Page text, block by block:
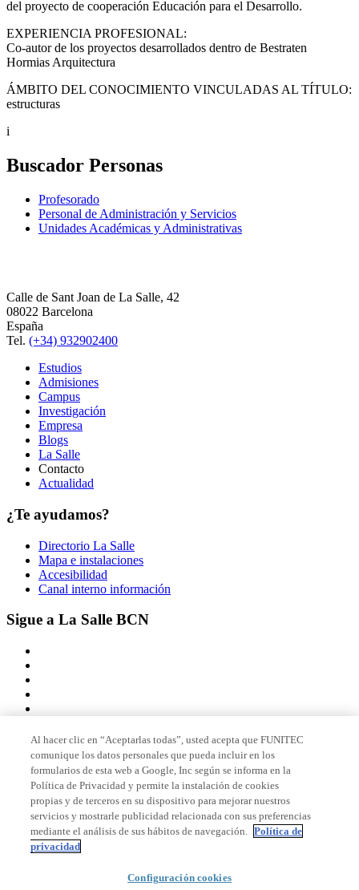
del proyecto de cooperación Educación para el Desarrollo.
EXPERIENCIA PROFESIONAL:
Co-autor de los proyectos desarrollados dentro de Bestraten
Hormias Arquitectura
ÁMBITO DEL CONOCIMIENTO VINCULADAS AL TÍTULO:
estructuras
i
Buscador Personas
Profesorado
Personal de Administración y Servicios
Unidades Académicas y Administrativas
Calle de Sant Joan de La Salle, 42
08022 Barcelona
España
Tel. (+34) 932902400
Estudios
Admisiones
Campus
Investigación
Empresa
Blogs
La Salle
Contacto
Actualidad
¿Te ayudamos?
Directorio La Salle
Mapa e instalaciones
Accesibilidad
Canal interno información
Sigue a La Salle BCN
Miembro de
Acreditaciones
© 2026 La Salle Campus Barcelona - URL |
Al hacer clic en “Aceptarlas todas”, usted acepta que FUNITEC
comunique los datos personales que pueda incluir en los
formularios de esta web a Google, Inc según se informa en la
Política de Privacidad y permite la instalación de cookies
propias y de terceros en su dispositivo para mejorar nuestros
servicios y mostrarle publicidad relacionada con sus preferencias
mediante el análisis de sus hábitos de navegación. Política de
privacidad
Configuración cookies